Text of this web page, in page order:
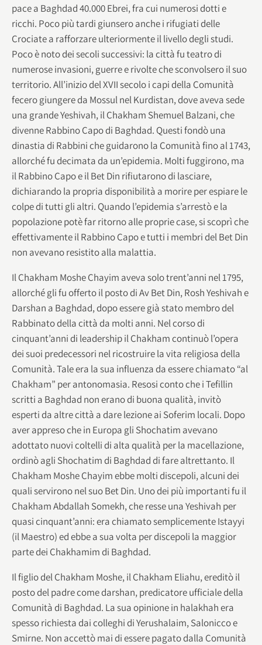
pace a Baghdad 40.000 Ebrei, fra cui numerosi dotti e
ricchi. Poco più tardi giunsero anche i rifugiati delle
Crociate a rafforzare ulteriormente il livello degli studi.
Poco è noto dei secoli successivi: la città fu teatro di
numerose invasioni, guerre e rivolte che sconvolsero il suo
territorio. All’inizio del XVII secolo i capi della Comunità
fecero giungere da Mossul nel Kurdistan, dove aveva sede
una grande Yeshivah, il Chakham Shemuel Balzani, che
divenne Rabbino Capo di Baghdad. Questi fondò una
dinastia di Rabbini che guidarono la Comunità fino al 1743,
allorché fu decimata da un’epidemia. Molti fuggirono, ma
il Rabbino Capo e il Bet Din rifiutarono di lasciare,
dichiarando la propria disponibilità a morire per espiare le
colpe di tutti gli altri. Quando l’epidemia s’arrestò e la
popolazione potè far ritorno alle proprie case, si scoprì che
effettivamente il Rabbino Capo e tutti i membri del Bet Din
non avevano resistito alla malattia.
Il Chakham Moshe Chayim aveva solo trent’anni nel 1795,
allorché gli fu offerto il posto di Av Bet Din, Rosh Yeshivah e
Darshan a Baghdad, dopo essere già stato membro del
Rabbinato della città da molti anni. Nel corso di
cinquant’anni di leadership il Chakham continuò l’opera
dei suoi predecessori nel ricostruire la vita religiosa della
Comunità. Tale era la sua influenza da essere chiamato “al
Chakham” per antonomasia. Resosi conto che i Tefillin
scritti a Baghdad non erano di buona qualità, invitò
esperti da altre città a dare lezione ai Soferim locali. Dopo
aver appreso che in Europa gli Shochatim avevano
adottato nuovi coltelli di alta qualità per la macellazione,
ordinò agli Shochatim di Baghdad di fare altrettanto. Il
Chakham Moshe Chayim ebbe molti discepoli, alcuni dei
quali servirono nel suo Bet Din. Uno dei più importanti fu il
Chakham Abdallah Somekh, che resse una Yeshivah per
quasi cinquant’anni: era chiamato semplicemente Istayyi
(il Maestro) ed ebbe a sua volta per discepoli la maggior
parte dei Chakhamim di Baghdad.
Il figlio del Chakham Moshe, il Chakham Eliahu, ereditò il
posto del padre come darshan, predicatore ufficiale della
Comunità di Baghdad. La sua opinione in halakhah era
spesso richiesta dai colleghi di Yerushalaim, Salonicco e
Smirne. Non accettò mai di essere pagato dalla Comunità